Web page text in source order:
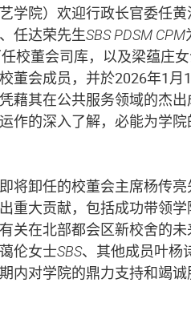
学院）欢迎行政长官委任黄
任达荣先生SBS PDSM CPM
校董会司库，以及梁蕴庄
董会成员，并於2026年1月
藉其在公共服务领域的杰
作的深入了解，必能为学
将卸任的校董会主席杨传亮
重大贡献，包括成功带领
关在北部都会区新校舍的
伦女士SBS、其他成员叶杨
内对学院的鼎力支持和竭诚